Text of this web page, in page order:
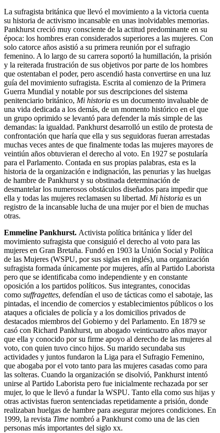
La sufragista británica que llevó el movimiento a la victoria cuenta
su historia de activismo incansable en unas inolvidables memorias.
Pankhurst creció muy consciente de la actitud predominante en su
época: los hombres eran considerados superiores a las mujeres. Con
solo catorce años asistió a su primera reunión por el sufragio
femenino. A lo largo de su carrera soportó la humillación, la prisión
y la reiterada frustración de sus objetivos por parte de los hombres
que ostentaban el poder, pero ascendió hasta convertirse en una luz
guía del movimiento sufragista. Escrita al comienzo de la Primera
Guerra Mundial y notable por sus descripciones del sistema
penitenciario británico, Mi historia es un documento invaluable de
una vida dedicada a los demás, de un momento histórico en el que
un grupo oprimido se levantó para defender la más simple de las
demandas: la igualdad. Pankhurst desarrolló un estilo de protesta de
confrontación que haría que ella y sus seguidoras fueran arrestadas
muchas veces antes de que finalmente todas las mujeres mayores de
veintiún años obtuvieran el derecho al voto. En 1927 se postularía
para el Parlamento. Contada en sus propias palabras, esta es la
historia de la organización e indignación, las penurias y las huelgas
de hambre de Pankhurst y su obstinada determinación de
desmantelar los numerosos obstáculos diseñados para impedir que
ella y todas las mujeres reclamasen su libertad. Mi historia es un
registro de la incansable lucha de una mujer por el bien de muchas
otras.
Emmeline Pankhurst. Activista política británica y líder del
movimiento sufragista que consiguió el derecho al voto para las
mujeres en Gran Bretaña. Fundó en 1903 la Unión Social y Política
de las Mujeres (WSPU, por sus siglas en inglés), una organización
sufragista formada únicamente por mujeres, afín al Partido Laborista
pero que se identificaba como independiente y en constante
oposición a los partidos políticos. Sus integrantes, conocidas
como suffragettes, defendían el uso de tácticas como el sabotaje, las
pintadas, el incendio de comercios y establecimientos públicos o los
ataques a oficiales de policía y a los domicilios privados de
destacados miembros del Gobierno y del Parlamento. En 1879 se
casó con Richard Pankhurst, un abogado veinticuatro años mayor
que ella y conocido por su firme apoyo al derecho de las mujeres al
voto, con quien tuvo cinco hijos. Su marido secundaba sus
actividades y juntos fundaron la Liga para el Sufragio Femenino,
que abogaba por el voto tanto para las mujeres casadas como para
las solteras. Cuando la organización se disolvió, Pankhurst intentó
unirse al Partido Laborista pero fue inicialmente rechazada por ser
mujer, lo que le llevó a fundar la WSPU. Tanto ella como sus hijas y
otras activistas fueron sentenciadas repetidamente a prisión, donde
realizaban huelgas de hambre para asegurar mejores condiciones. En
1999, la revista Time nombró a Pankhurst como una de las cien
personas más importantes del siglo xx.